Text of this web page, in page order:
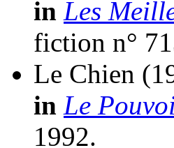
in Les
fiction n°
Le Chien
in Le
1992.